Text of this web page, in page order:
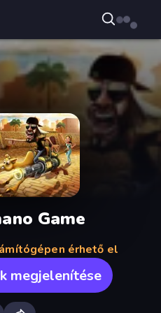
Game
érhető el
megjelenítése